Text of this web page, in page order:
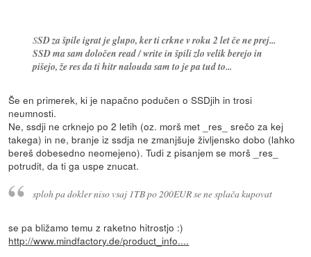
SSD za špile igrat je glupo, ker ti crkne v roku 2 let če ne prej...
SSD ma sam določen read / write in špili zlo velik berejo in
pišejo, že res da ti hitr nalouda sam to je pa tud to...
Še en primerek, ki je napačno podučen o SSDjih in trosi
neumnosti.
Ne, ssdji ne crknejo po 2 letih (oz. morš met _res_ srečo za kej
takega) in ne, branje iz ssdja ne zmanjšuje življensko dobo (lahko
bereš dobesedno neomejeno). Tudi z pisanjem se morš _res_
potrudit, da ti ga uspe znucat.
sploh pa dokler niso vsaj 1TB po 200EUR se ne splača kupovat
se pa bližamo temu z raketno hitrostjo :)
http://www.mindfactory.de/product_info....